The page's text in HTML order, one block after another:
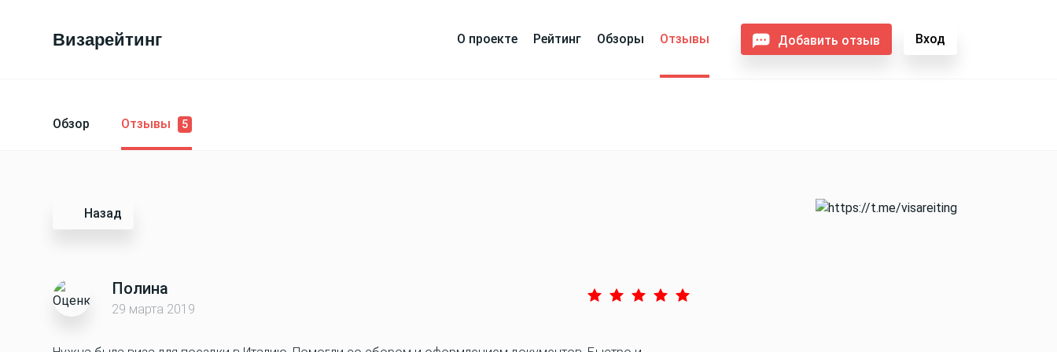
Визарейтинг О проекте Рейтинг Обзоры Отзывы Добавить отзыв Вход
Обзор Отзывы 5
Назад
Полина
29 марта 2019